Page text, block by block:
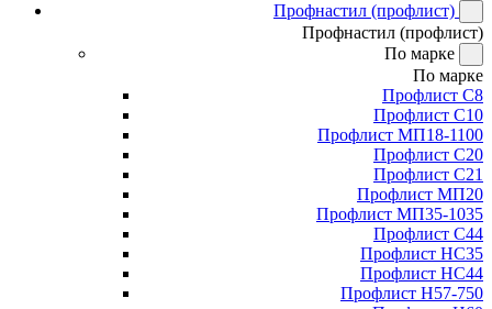
Профнастил (профлист)
Профнастил (профлист)
По марке
По марке
Профлист С8
Профлист С10
Профлист МП18-1100
Профлист С20
Профлист С21
Профлист МП20
Профлист МП35-1035
Профлист С44
Профлист НС35
Профлист НС44
Профлист Н57-750